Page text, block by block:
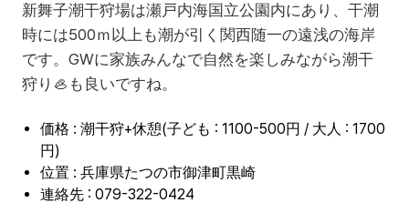
新舞子潮干狩場は瀬戸内海国立公園内にあり、干潮
時には500ｍ以上も潮が引く関西随一の遠浅の海岸
です。GWに家族みんなで自然を楽しみながら潮干
狩り🦪も良いですね。
価格 : 潮干狩+休憩(子ども : 1100-500円 / 大人 : 1700
円)
位置 : 兵庫県たつの市御津町黒崎
連絡先 : 079-322-0424